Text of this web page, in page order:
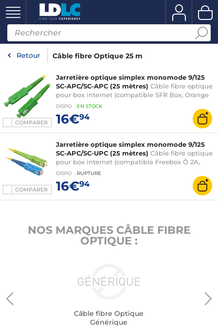
Retour Câble fibre Optique 25 m
COMPARER
Jarretière optique simplex monomode 9/125
SC-APC/SC-APC (25 mètres) Câble fibre optique
pour box internet (compatible SFR Box, Orange
Livebox et Bouygues Bbox)
DISPO : EN STOCK
16€94
COMPARER
Jarretière optique simplex monomode 9/125
SC-APC/SC-UPC (25 mètres) Câble fibre optique
pour box internet (compatible Freebox Ô 2A,
Freebox Revolution, Freebox Mini 4K, K-Net et
DISPO : RUPTURE
16€94
NOS MARQUES CÂBLE FIBRE
OPTIQUE :
Câble fibre Optique
Générique